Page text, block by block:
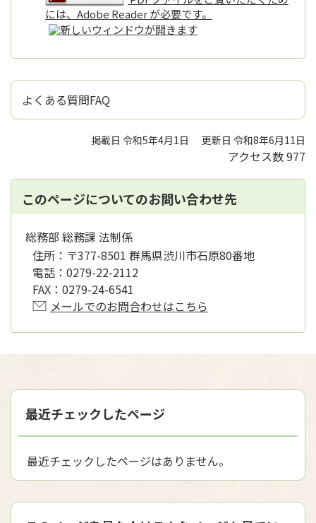
には、Adobe Reader が必要です。
よくある質問FAQ
掲載日 令和5年4月1日 更新日 令和8年6月11日
アクセス数977
このページについてのお問い合わせ先
総務部 総務課 法制係
住所： 〒377-8501 群馬県渋川市石原80番地
電話： 0279-22-2112
FAX： 0279-24-6541
メールでのお問合わせはこちら
最近チェックしたページ
最近チェックしたページはありません。